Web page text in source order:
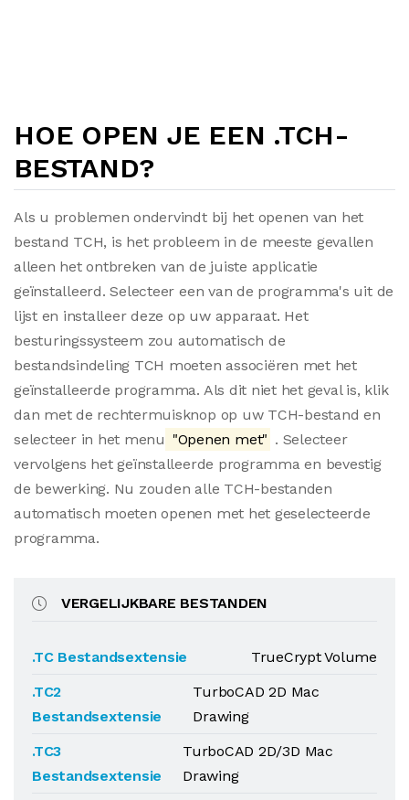
HOE OPEN JE EEN .TCH-
BESTAND?
Als u problemen ondervindt bij het openen van het
bestand TCH, is het probleem in de meeste gevallen
alleen het ontbreken van de juiste applicatie
geïnstalleerd. Selecteer een van de programma's uit de
lijst en installeer deze op uw apparaat. Het
besturingssysteem zou automatisch de
bestandsindeling TCH moeten associëren met het
geïnstalleerde programma. Als dit niet het geval is, klik
dan met de rechtermuisknop op uw TCH-bestand en
selecteer in het menu "Openen met" . Selecteer
vervolgens het geïnstalleerde programma en bevestig
de bewerking. Nu zouden alle TCH-bestanden
automatisch moeten openen met het geselecteerde
programma.
VERGELIJKBARE BESTANDEN
.TC Bestandsextensie
TrueCrypt Volume
.TC2
Bestandsextensie
TurboCAD 2D Mac
Drawing
.TC3
Bestandsextensie
TurboCAD 2D/3D Mac
Drawing